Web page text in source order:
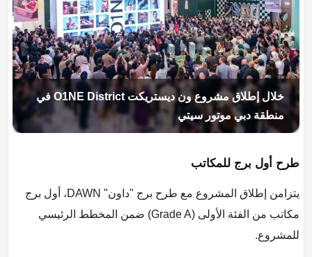
خلال إطلاق مشروع ون ديستريكت O1NE District في
منطقة دبي موتور سيتي
طرح أول برج للمكاتب
يتزامن إطلاق المشروع مع طرح برج "داون" DAWN، أول برج
مكاتب من الفئة الأولى (Grade A) ضمن المخطط الرئيسي
للمشروع.